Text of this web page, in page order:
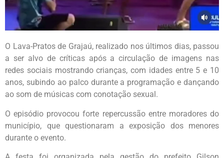
O Lava-Pratos de Grajaú, realizado nos últimos dias, passou
a ser alvo de críticas após a circulação de imagens nas
redes sociais mostrando crianças, com idades entre 5 e 10
anos, subindo ao palco durante a programação e dançando
ao som de músicas com conotação sexual.
O episódio provocou forte repercussão entre moradores do
município, que questionaram a exposição dos menores
durante o evento.